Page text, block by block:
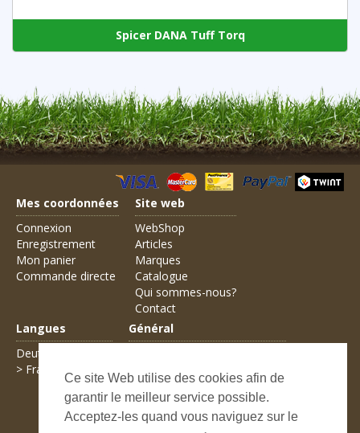
Ce site Web utilise des cookies afin de
garantir le meilleur service possible.
Acceptez-les quand vous naviguez sur le
Spicer DANA Tuff Torq
Mes coordonnées
Connexion
Enregistrement
Mon panier
Commande directe
Site web
WebShop
Articles
Marques
Catalogue
Qui sommes-nous?
Contact
Langues
Deutsch
> Français
Général
Frais d'expédition
Modes de paiement
Informations légales
Protection des données